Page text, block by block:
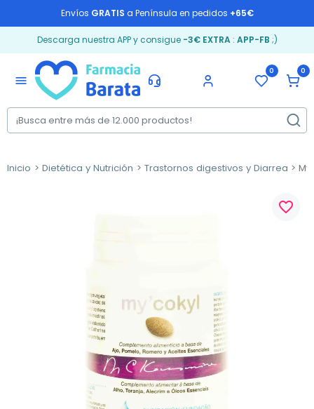
Envíos GRATIS a Península en pedidos +65€
Descarga nuestra APP y consigue -3€ EXTRA: APP-FB ;)
menu
0 0
Inicio Dietética y Nutrición Trastornos digestivos y Diarrea
favorite_border